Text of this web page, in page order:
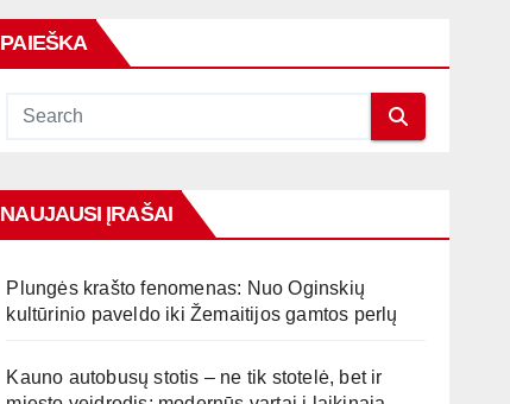
PAIEŠKA
NAUJAUSI ĮRAŠAI
Plungės krašto fenomenas: Nuo Oginskių
kultūrinio paveldo iki Žemaitijos gamtos perlų
Kauno autobusų stotis – ne tik stotelė, bet ir